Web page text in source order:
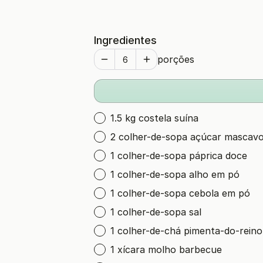
Ingredientes
porções
1.5 kg costela suína
2 colher-de-sopa açúcar mascavo
1 colher-de-sopa páprica doce
1 colher-de-sopa alho em pó
1 colher-de-sopa cebola em pó
1 colher-de-sopa sal
1 colher-de-chá pimenta-do-reino
1 xícara molho barbecue